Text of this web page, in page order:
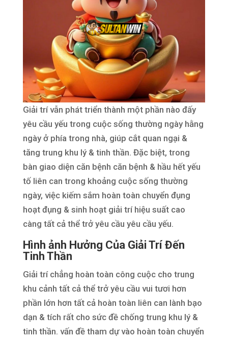
Giải trí vẫn phát triển thành một phần nào đấy
yêu cầu yếu trong cuộc sống thường ngày hằng
ngày ở phía trong nhà, giúp cắt quan ngại &
tăng trung khu lý & tinh thần. Đặc biệt, trong
bàn giao diện căn bệnh căn bệnh & hầu hết yếu
tố liên can trong khoảng cuộc sống thường
ngày, việc kiếm sắm hoàn toàn chuyển đụng
hoạt đụng & sinh hoạt giải trí hiệu suất cao
càng tất cả thể trở yêu cầu yêu cầu yếu.
Hình ảnh Hưởng Của Giải Trí Đến
Tinh Thần
Giải trí chẳng hoàn toàn công cuộc cho trung
khu cảnh tất cả thể trở yêu cầu vui tươi hơn
phần lớn hơn tất cả hoàn toàn liên can lành bạo
dạn & tích rất cho sức đề chống trung khu lý &
tinh thần. vấn đề tham dự vào hoàn toàn chuyển